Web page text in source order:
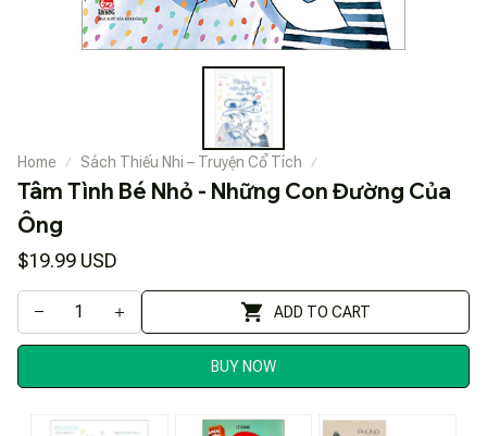
Home Sách Thiếu Nhi – Truyện Cổ Tích
Tâm Tình Bé Nhỏ - Những Con Đường Của
Ông
$19.99 USD
ADD TO CART
BUY NOW